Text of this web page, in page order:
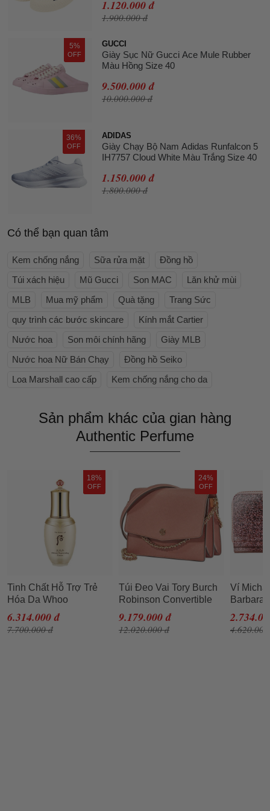
1.120.000 đ
1.900.000 đ
5%
OFF
GUCCI
Giày Sục Nữ Gucci Ace Mule Rubber
Màu Hồng Size 40
9.500.000 đ
10.000.000 đ
36%
OFF
ADIDAS
Giày Chạy Bộ Nam Adidas Runfalcon 5
IH7757 Cloud White Màu Trắng Size 40
1.150.000 đ
1.800.000 đ
Có thể bạn quan tâm
Kem chống nắng Sữa rửa mặt
Đồng hồ
Túi xách hiệu
Mũ Gucci Son MAC
Lăn khử mùi
MLB
Mua mỹ phẩm Quà tặng
Trang Sức
quy trình các bước skincare
Kính mắt Cartier
Nước hoa
Son môi chính hãng
Giày MLB
Nước hoa Nữ Bán Chạy
Đồng hồ Seiko
Loa Marshall cao cấp
Kem chống nắng cho da
Sản phẩm khác của gian hàng
Authentic Perfume
18%
OFF
Tinh Chất Hỗ Trợ Trẻ
Hóa Da Whoo
Cheonyuldan
Regenerating Essence
6.314.000 đ
7.700.000 đ
24%
OFF
Túi Đeo Vai Tory Burch
Robinson Convertible
Shoulder Bag- Tramonto
Cho Nữ
9.179.000 đ
12.020.000 đ
Ví
Barbara
Metallic
Rose